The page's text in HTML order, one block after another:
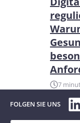
7
FOLGEN SIE UNS